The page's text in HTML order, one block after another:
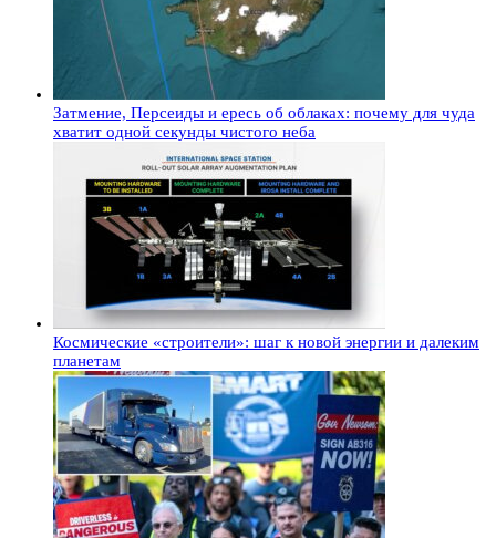
Затмение, Персеиды и ересь об облаках: почему для чуда
хватит одной секунды чистого неба
Космические «строители»: шаг к новой энергии и далеким
планетам